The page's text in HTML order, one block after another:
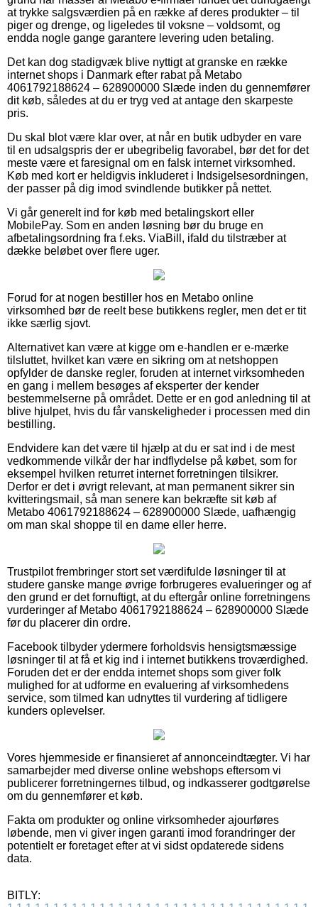
at trykke salgsværdien på en række af deres produkter – til
piger og drenge, og ligeledes til voksne – voldsomt, og
endda nogle gange garantere levering uden betaling.
Det kan dog stadigvæk blive nyttigt at granske en række
internet shops i Danmark efter rabat på Metabo
4061792188624 – 628900000 Slæde inden du gennemfører
dit køb, således at du er tryg ved at antage den skarpeste
pris.
Du skal blot være klar over, at når en butik udbyder en vare
til en udsalgspris der er ubegribelig favorabel, bør det for det
meste være et faresignal om en falsk internet virksomhed.
Køb med kort er heldigvis inkluderet i Indsigelsesordningen,
der passer på dig imod svindlende butikker på nettet.
Vi går generelt ind for køb med betalingskort eller
MobilePay. Som en anden løsning bør du bruge en
afbetalingsordning fra f.eks. ViaBill, ifald du tilstræber at
dække beløbet over flere uger.
Forud for at nogen bestiller hos en Metabo online
virksomhed bør de reelt bese butikkens regler, men det er tit
ikke særlig sjovt.
Alternativet kan være at kigge om e-handlen er e-mærke
tilsluttet, hvilket kan være en sikring om at netshoppen
opfylder de danske regler, foruden at internet virksomheden
en gang i mellem besøges af eksperter der kender
bestemmelserne på området. Dette er en god anledning til at
blive hjulpet, hvis du får vanskeligheder i processen med din
bestilling.
Endvidere kan det være til hjælp at du er sat ind i de mest
vedkommende vilkår der har indflydelse på købet, som for
eksempel hvilken returret internet forretningen tilsikrer.
Derfor er det i øvrigt relevant, at man permanent sikrer sin
kvitteringsmail, så man senere kan bekræfte sit køb af
Metabo 4061792188624 – 628900000 Slæde, uafhængig
om man skal shoppe til en dame eller herre.
Trustpilot frembringer stort set værdifulde løsninger til at
studere ganske mange øvrige forbrugeres evalueringer og af
den grund er det fornuftigt, at du eftergår online forretningens
vurderinger af Metabo 4061792188624 – 628900000 Slæde
før du placerer din ordre.
Facebook tilbyder ydermere forholdsvis hensigtsmæssige
løsninger til at få et kig ind i internet butikkens troværdighed.
Foruden det er der endda internet shops som giver folk
mulighed for at udforme en evaluering af virksomhedens
service, som tilmed kan udnyttes til vurdering af tidligere
kunders oplevelser.
Vores hjemmeside er finansieret af annonceindtægter. Vi har
samarbejder med diverse online webshops eftersom vi
publicerer forretningernes tilbud, og indkasserer godtgørelse
om du gennemfører et køb.
Fakta om produkter og online virksomheder ajourføres
løbende, men vi giver ingen garanti imod forandringer der
potentielt er foretaget efter at vi sidst opdaterede sidens
data.
BITLY: